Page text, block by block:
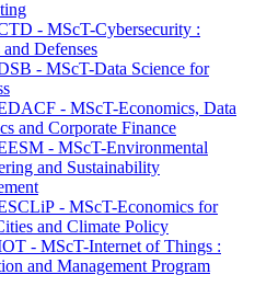
- MScT-Cybersecurity :
and Defenses
- MScT-Data Science for
- MScT-Economics, Data
and Corporate Finance
- MScT-Environmental
and Sustainability
- MScT-Economics for
and Climate Policy
- MScT-Internet of Things :
and Management Program